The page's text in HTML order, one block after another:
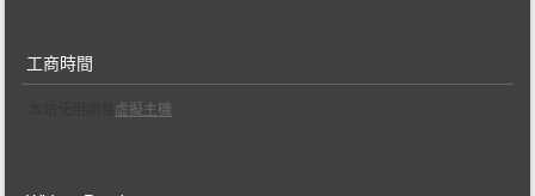
工商時間
虛擬主機